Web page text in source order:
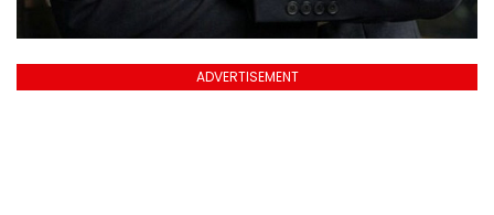
ADVERTISEMENT